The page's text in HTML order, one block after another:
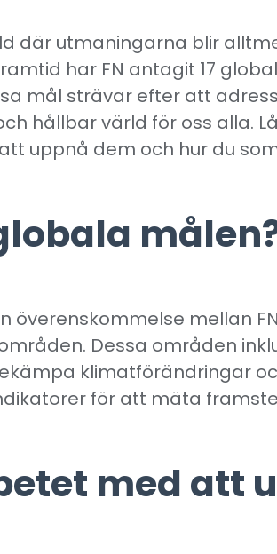
där utmaningarna blir
har FN antagit 17
mål strävar efter att
hållbar värld för oss alla.
uppnå dem och hur du
överenskommelse mellan
Dessa områden
klimatförändringar
för att mäta
med att